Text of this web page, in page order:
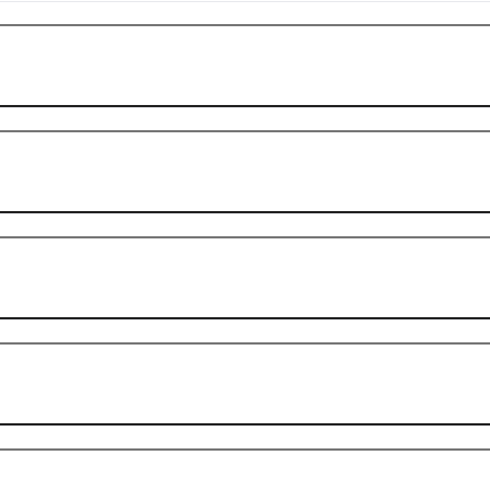
og vær opmærksom på mistænkelig
var i Danmark.
har ingen problemer under besøg i Irland.
på mistænkelig adfærd, som du
om situationen i landet før og under rejsen,
appRejseklarog tilmeld
og nemt komme i kontakt med os, hvis der
terrorangreb i nyere tid.
forsøge at gennemføre terrorangreb
varsel på steder, der bliver besøgt af mange
turister. Det kan fx være ved myndighedernes
indkøbscentre, markeder,
natklubber og barer. Vær opmærksom på
for kriminalitet i Irland er forholdsvis lav.
opmærksom pga. risikoen for lomme-, taske-
byer som fx Dublin og på turiststeder.
på afstand af opløb og demonstrationer, da de